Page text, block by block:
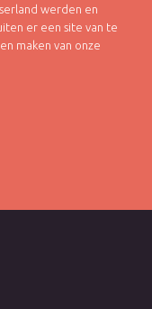
werden en
er een site van te
maken van onze